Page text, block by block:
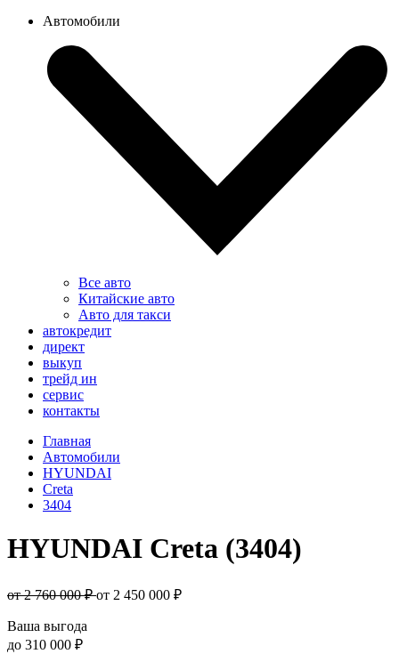
Автомобили
Все авто
Китайские авто
Авто для такси
автокредит
директ
выкуп
трейд ин
сервис
контакты
Главная
Автомобили
HYUNDAI
Creta
3404
HYUNDAI Creta (3404)
от 2 760 000 ₽от 2 450 000 ₽
Ваша выгода
до 310 000 ₽